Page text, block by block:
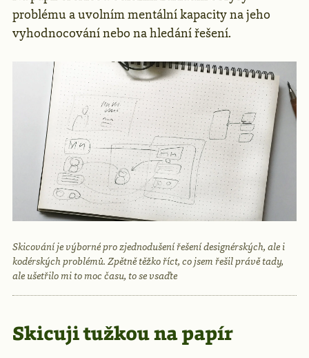
problému a uvolním mentální kapacity na jeho
vyhodnocování nebo na hledání řešení.
Skicování je výborné pro zjednodušení řešení designérských, ale i
kodérských problémů. Zpětně těžko říct, co jsem řešil právě tady,
ale ušetřilo mi to moc času, to se vsaďte
Skicuji tužkou na papír